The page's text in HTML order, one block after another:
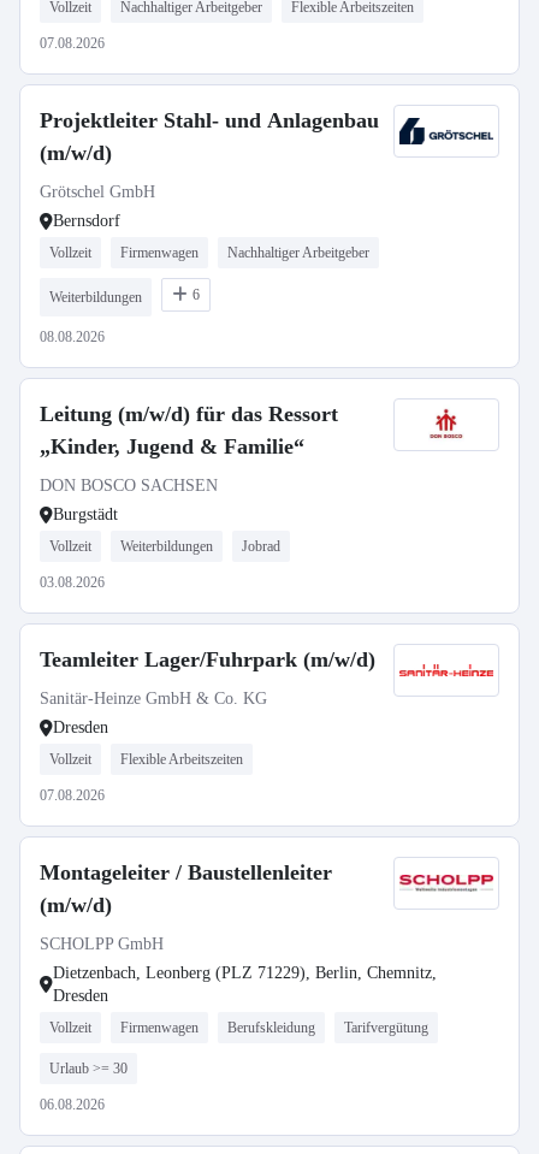
Vollzeit Nachhaltiger Arbeitgeber Flexible Arbeitszeiten
07.08.2026
Projektleiter Stahl- und Anlagenbau
(m/w/d)
Grötschel GmbH
Bernsdorf
Vollzeit Firmenwagen Nachhaltiger Arbeitgeber
Weiterbildungen 6
08.08.2026
Leitung (m/w/d) für das Ressort
„Kinder, Jugend & Familie“
DON BOSCO SACHSEN
Burgstädt
Vollzeit Weiterbildungen Jobrad
03.08.2026
Teamleiter Lager/Fuhrpark (m/w/d)
Sanitär-Heinze GmbH & Co. KG
Dresden
Vollzeit Flexible Arbeitszeiten
07.08.2026
Montageleiter / Baustellenleiter
(m/w/d)
SCHOLPP GmbH
Dietzenbach, Leonberg (PLZ 71229), Berlin, Chemnitz,
Dresden
Vollzeit Firmenwagen Berufskleidung Tarifvergütung
Urlaub >= 30
06.08.2026